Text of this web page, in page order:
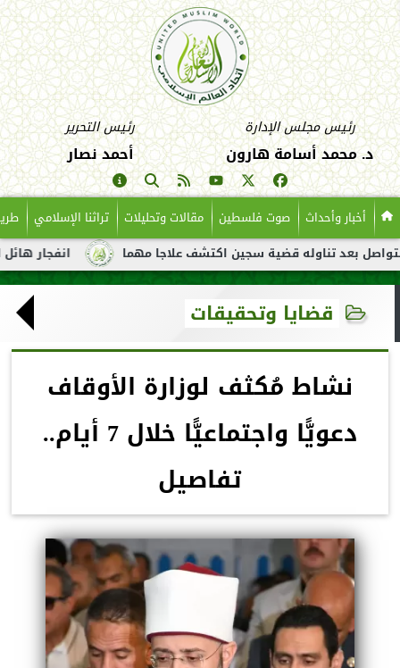
رئيس مجلس الإدارة
د. محمد أسامة هارون
رئيس التحرير
أحمد نصار
أخبار وأحداث صوت فلسطين مقالات وتحليلات تراثنا الإسلامي
انفجار هائل لناقلة نفط قضية سجين اكتشف علاجا مهما
قضايا وتحقيقات
نشاط مُكثف لوزارة الأوقاف
دعويًّا واجتماعيًّا خلال 7 أيام..
تفاصيل